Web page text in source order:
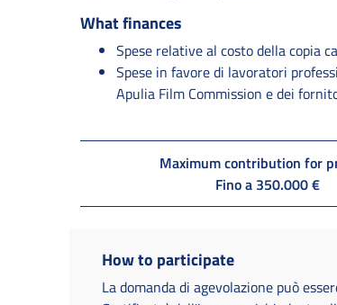
What finances
Spese relative al costo della copia
Spese in favore di lavoratori
Apulia Film Commission e dei
Maximum contribution for
Fino a 350.000 €
How to participate
La domanda di agevolazione può